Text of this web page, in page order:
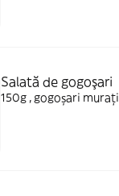
Salată de gogoşari
150g , gogoșari murați